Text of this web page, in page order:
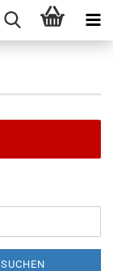
SUCHEN